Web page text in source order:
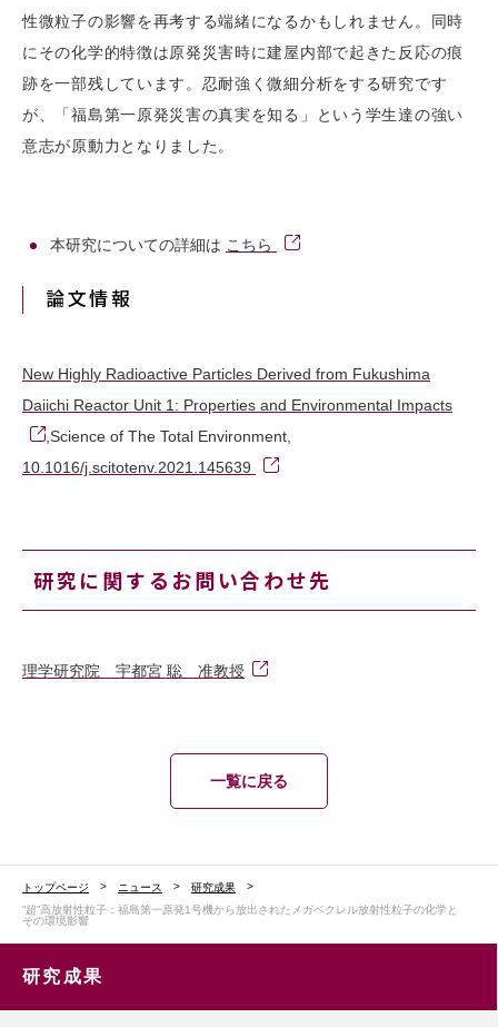
性微粒子の影響を再考する端緒になるかもしれません。同時
にその化学的特徴は原発災害時に建屋内部で起きた反応の痕
跡を一部残しています。忍耐強く微細分析をする研究です
が、「福島第一原発災害の真実を知る」という学生達の強い
意志が原動力となりました。
本研究についての詳細は こちら
論文情報
New Highly Radioactive Particles Derived from Fukushima
Daiichi Reactor Unit 1: Properties and Environmental Impacts
,Science of The Total Environment,
10.1016/j.scitotenv.2021.145639
研究に関するお問い合わせ先
理学研究院 宇都宮 聡 准教授
一覧に戻る
トップページ ニュース
研究成果
“超”高放射性粒子：福島第一原発1号機から放出されたメガベクレル放射性粒子の化学と
その環境影響
研究成果